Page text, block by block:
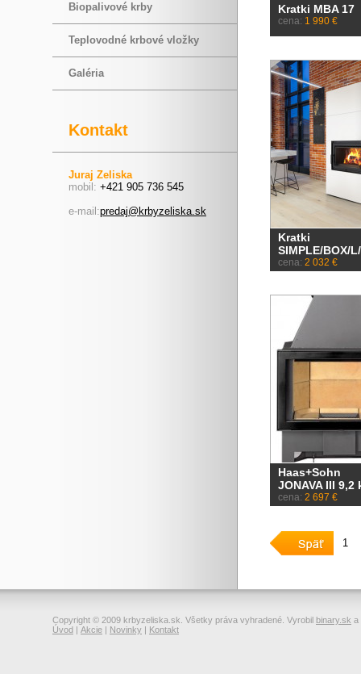
Biopalivové krby
Teplovodné krbové vložky
Galéria
Kontakt
Juraj Zeliska
mobil: +421 905 736 545
e-mail:predaj@krbyzeliska.sk
Kratki MBA 17
cena: 1 990 €
Kratki
SIMPLE/BOX/
cena: 2 032 €
Haas+Sohn
JONAVA III 9,2
cena: 2 697 €
1
Copyright © 2009 krbyzeliska.sk. Všetky práva vyhradené. Vyrobil binary.sk a
Úvod | Akcie | Novinky | Kontakt